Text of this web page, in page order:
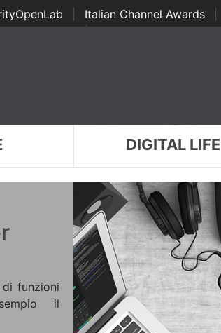
Italian Channel Awards
Awards | ...
DIGITAL LIFE
funzioni
il